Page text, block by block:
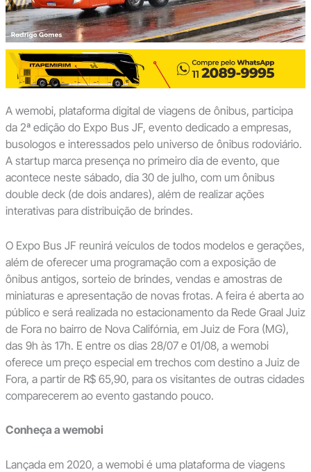
A wemobi, plataforma digital de viagens de ônibus, participa
da 2ª edição do Expo Bus JF, evento dedicado a empresas,
busologos e interessados pelo universo de ônibus rodoviário.
A startup marca presença no primeiro dia de evento, que
acontece neste sábado, dia 30 de julho, com um ônibus
double deck (de dois andares), além de realizar ações
interativas para distribuição de brindes.
O Expo Bus JF reunirá veículos de todos modelos e gerações,
além de oferecer uma programação com a exposição de
ônibus antigos, sorteio de brindes, vendas e amostras de
miniaturas e apresentação de novas frotas. A feira é aberta ao
público e será realizada no estacionamento da Rede Graal Juiz
de Fora no bairro de Nova Califórnia, em Juiz de Fora (MG),
das 9h às 17h. E entre os dias 28/07 e 01/08, a wemobi
oferece um preço especial em trechos com destino a Juiz de
Fora, a partir de R$ 65,90, para os visitantes de outras cidades
comparecerem ao evento gastando pouco.
Conheça a wemobi
Lançada em 2020, a wemobi é uma plataforma de viagens